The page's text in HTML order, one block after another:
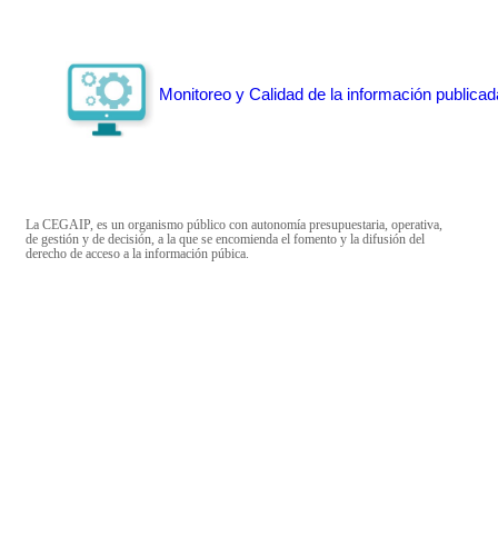
Monitoreo y Calidad de la información
La CEGAIP, es un organismo público con autonomía presupuestaria, operativa,
de gestión y de decisión, a la que se encomienda el fomento y la difusión del
derecho de acceso a la información púbica.